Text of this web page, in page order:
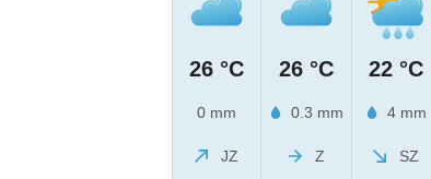
26 °C
0 mm
JZ
26 °C
0.3 mm
Z
22 °C
4 mm
SZ